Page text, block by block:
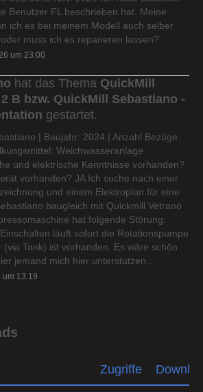
Benutzer FL beschrieben hat. Meine
ich es bei meinem Modell auch selber
muss ich es reparieren lassen?
um 23:00
hat das Thema QuickMill
B bzw. QuickMill Sebastiano -
gestartet.
| Baujahr: 2024 | Anzahl Bezüge:
Weichwasseranlage
und elektrische Kenntnisse vorhanden?
vorhanden? JA Ich suche nach einer
und einem Elektroplan für eine
baugleich mit Quickmill Vetrano
hat folgende Störung:
läuft sofort die Rotationspumpe
(via Tank) ist vorhanden. Es wäre schön
jemand mich hier unterstützen…
um 13:19
Zugriffe